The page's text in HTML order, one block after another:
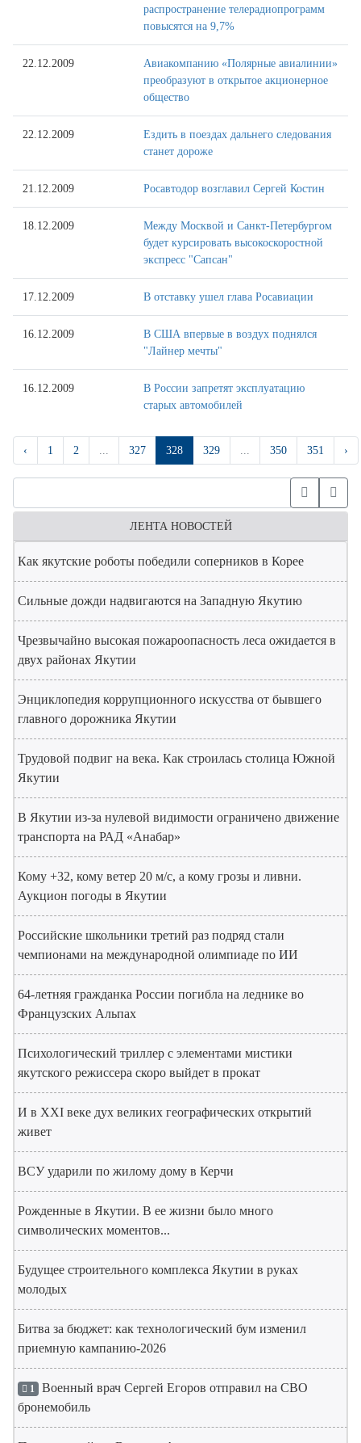
распространение телерадиопрограмм
повысятся на 9,7%
22.12.2009
Авиакомпанию «Полярные авиалинии»
преобразуют в открытое акционерное
общество
22.12.2009
Ездить в поездах дальнего следования
станет дороже
21.12.2009 Росавтодор возглавил Сергей Костин
18.12.2009
Между Москвой и Санкт-Петербургом
будет курсировать высокоскоростной
экспресс "Сапсан"
17.12.2009 В отставку ушел глава Росавиации
16.12.2009
В США впервые в воздух поднялся
"Лайнер мечты"
16.12.2009
В России запретят эксплуатацию
старых автомобилей
‹ 1 2 ... 327 328 329 ... 350 351 ›
ЛЕНТА НОВОСТЕЙ
Как якутские роботы победили соперников в Корее
Сильные дожди надвигаются на Западную Якутию
Чрезвычайно высокая пожароопасность леса ожидается в
двух районах Якутии
Энциклопедия коррупционного искусства от бывшего
главного дорожника Якутии
Трудовой подвиг на века. Как строилась столица Южной
Якутии
В Якутии из-за нулевой видимости ограничено движение
транспорта на РАД «Анабар»
Кому +32, кому ветер 20 м/с, а кому грозы и ливни.
Аукцион погоды в Якутии
Российские школьники третий раз подряд стали
чемпионами на международной олимпиаде по ИИ
64-летняя гражданка России погибла на леднике во
Французских Альпах
Психологический триллер с элементами мистики
якутского режиссера скоро выйдет в прокат
И в XXI веке дух великих географических открытий
живет
ВСУ ударили по жилому дому в Керчи
Рожденные в Якутии. В ее жизни было много
символических моментов...
Будущее строительного комплекса Якутии в руках
молодых
Битва за бюджет: как технологический бум изменил
приемную кампанию-2026
1 Военный врач Сергей Егоров отправил на СВО
бронемобиль